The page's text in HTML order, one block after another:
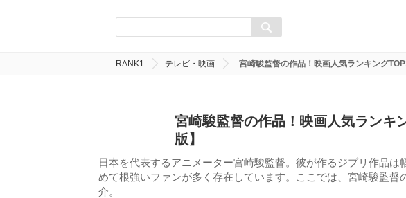
RANK1 テレビ・映画 宮崎駿監督の作品！映画人気ランキング
宮崎駿監督の作品！映画人気ランキ
版】
日本を代表するアニメーター宮崎駿監督。彼が作るジブリ作品は
めて根強いファンが多く存在しています。ここでは、宮崎駿監督
介。